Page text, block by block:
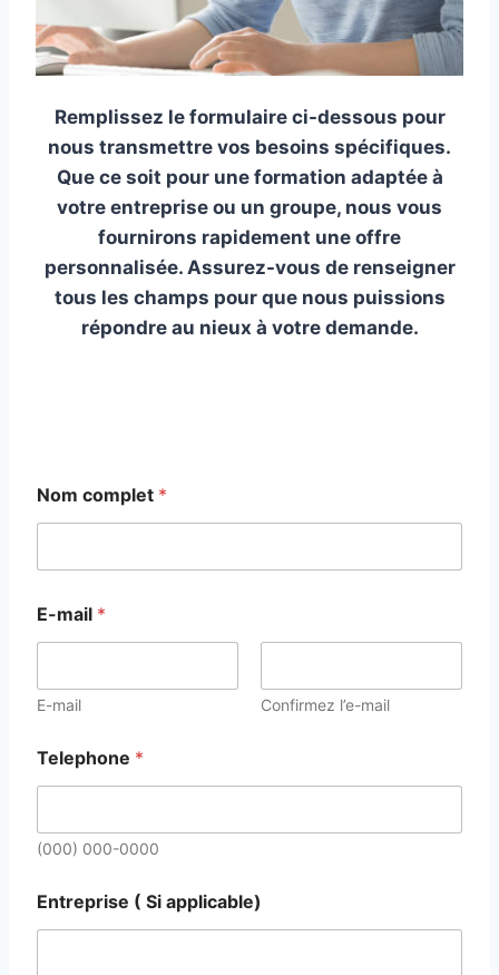
Remplissez le formulaire ci-dessous pour
nous transmettre vos besoins spécifiques.
Que ce soit pour une formation adaptée à
votre entreprise ou un groupe, nous vous
fournirons rapidement une offre
personnalisée. Assurez-vous de renseigner
tous les champs pour que nous puissions
répondre au nieux à votre demande.
Nom complet *
E-mail *
E-mail Confirmez l’e-mail
Telephone *
(000) 000-0000
Entreprise ( Si applicable)